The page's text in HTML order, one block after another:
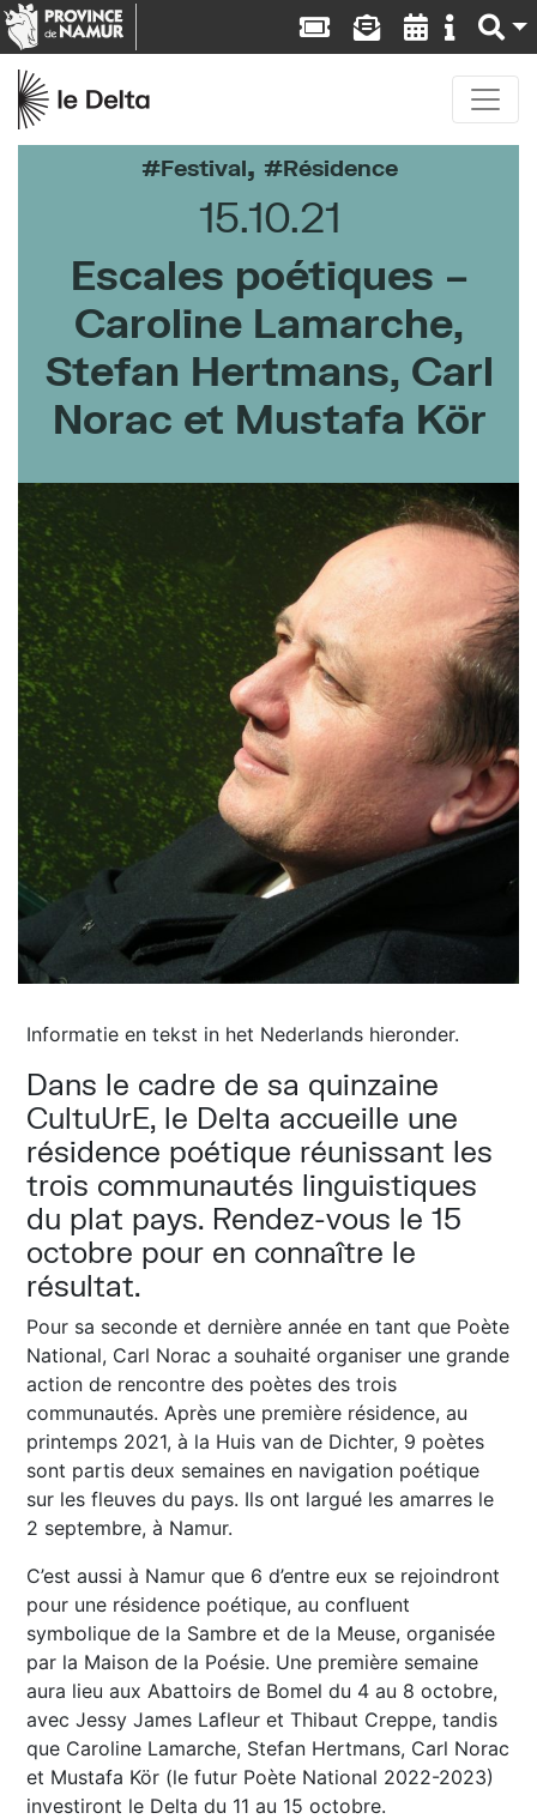
Festival, Résidence
15.10.21
Escales poétiques –
Caroline Lamarche,
Stefan Hertmans, Carl
Norac et Mustafa Kör
Informatie en tekst in het Nederlands hieronder.
Dans le cadre de sa quinzaine
CultuUrE, le Delta accueille une
résidence poétique réunissant les
trois communautés linguistiques
du plat pays. Rendez-vous le 15
octobre pour en connaître le
résultat.
Pour sa seconde et dernière année en tant que Poète
National, Carl Norac a souhaité organiser une grande
action de rencontre des poètes des trois
communautés. Après une première résidence, au
printemps 2021, à la Huis van de Dichter, 9 poètes
sont partis deux semaines en navigation poétique
sur les fleuves du pays. Ils ont largué les amarres le
2 septembre, à Namur.
C’est aussi à Namur que 6 d’entre eux se rejoindront
pour une résidence poétique, au confluent
symbolique de la Sambre et de la Meuse, organisée
par la Maison de la Poésie. Une première semaine
aura lieu aux Abattoirs de Bomel du 4 au 8 octobre,
avec Jessy James Lafleur et Thibaut Creppe, tandis
que Caroline Lamarche, Stefan Hertmans, Carl Norac
et Mustafa Kör (le futur Poète National 2022-2023)
investiront le Delta du 11 au 15 octobre.